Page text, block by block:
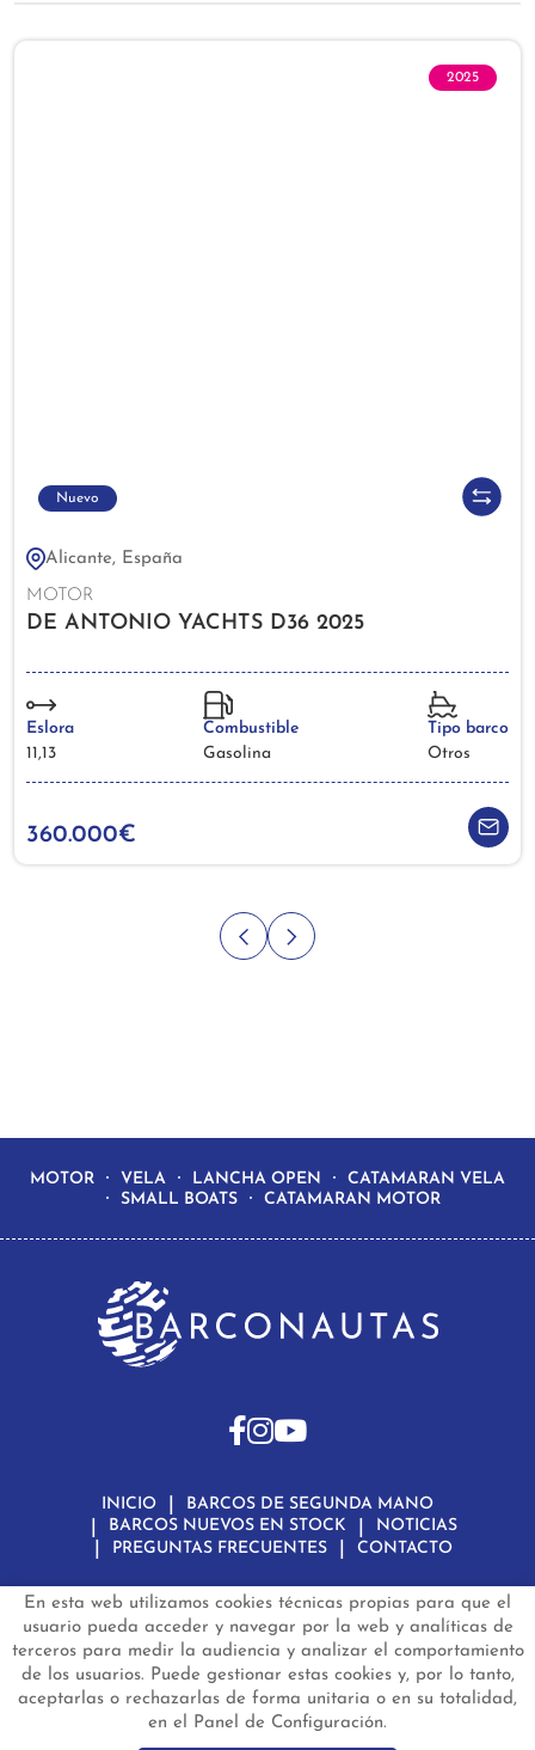
2025
Nuevo
Alicante, España
MOTOR
DE ANTONIO YACHTS D36 2025
Eslora
11,13
Combustible
Gasolina
Tipo barco
Otros
360.000€
En esta web utilizamos cookies técnicas propias para que el
usuario pueda acceder y navegar por la web y analíticas de
terceros para medir la audiencia y analizar el comportamiento
de los usuarios. Puede gestionar estas cookies y, por lo tanto,
aceptarlas o rechazarlas de forma unitaria o en su totalidad,
en el Panel de Configuración.
MOTOR VELA LANCHA OPEN
CATAMARAN VELA
SMALL BOATS
CATAMARAN MOTOR
INICIO
BARCOS DE SEGUNDA MANO
BARCOS NUEVOS EN STOCK
NOTICIAS
PREGUNTAS FRECUENTES
CONTACTO
Aviso Legal
Política de Privacidad de Datos
Política de Cookies
Configuración de Cookies
barconautas.com© 2024 - Diseño y programación por Edina.es